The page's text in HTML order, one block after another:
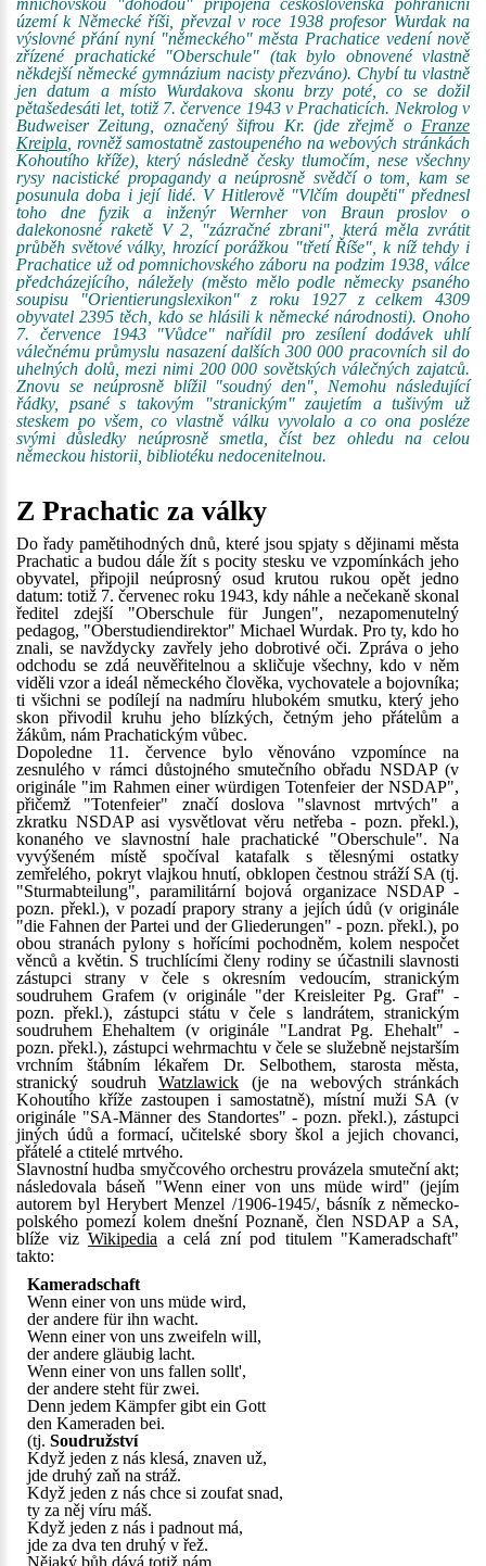
mnichovskou "dohodou" připojena československá pohraniční
území k Německé říši, převzal v roce 1938 profesor Wurdak na
výslovné přání nyní "německého" města Prachatice vedení nově
zřízené prachatické "Oberschule" (tak bylo obnovené vlastně
někdejší německé gymnázium nacisty přezváno). Chybí tu vlastně
jen datum a místo Wurdakova skonu brzy poté, co se dožil
pětašedesáti let, totiž 7. července 1943 v Prachaticích. Nekrolog v
Budweiser Zeitung, označený šifrou Kr. (jde zřejmě o Franze
Kreipla , rovněž samostatně zastoupeného na webových stránkách
Kohoutího kříže), který následně česky tlumočím, nese všechny
rysy nacistické propagandy a neúprosně svědčí o tom, kam se
posunula doba i její lidé. V Hitlerově "Vlčím doupěti" přednesl
toho dne fyzik a inženýr Wernher von Braun proslov o
dalekonosné raketě V 2, "zázračné zbrani", která měla zvrátit
průběh světové války, hrozící porážkou "třetí Říše", k níž tehdy i
Prachatice už od pomnichovského záboru na podzim 1938, válce
předcházejícího, náležely (město mělo podle německy psaného
soupisu "Orientierungslexikon" z roku 1927 z celkem 4309
obyvatel 2395 těch, kdo se hlásili k německé národnosti). Onoho
7. července 1943 "Vůdce" nařídil pro zesílení dodávek uhlí
válečnému průmyslu nasazení dalších 300 000 pracovních sil do
uhelných dolů, mezi nimi 200 000 sovětských válečných zajatců.
Znovu se neúprosně blížil "soudný den", Nemohu následující
řádky, psané s takovým "stranickým" zaujetím a tušivým už
steskem po všem, co vlastně válku vyvolalo a co ona posléze
svými důsledky neúprosně smetla, číst bez ohledu na celou
německou historii, bibliotéku nedocenitelnou.
Z Prachatic za války
Do řady pamětihodných dnů, které jsou spjaty s dějinami města
Prachatic a budou dále žít s pocity stesku ve vzpomínkách jeho
obyvatel, připojil neúprosný osud krutou rukou opět jedno
datum: totiž 7. červenec roku 1943, kdy náhle a nečekaně skonal
ředitel zdejší "Oberschule für Jungen", nezapomenutelný
pedagog, "Oberstudiendirektor" Michael Wurdak. Pro ty, kdo ho
znali, se navždycky zavřely jeho dobrotivé oči. Zpráva o jeho
odchodu se zdá neuvěřitelnou a skličuje všechny, kdo v něm
viděli vzor a ideál německého člověka, vychovatele a bojovníka;
ti všichni se podílejí na nadmíru hlubokém smutku, který jeho
skon přivodil kruhu jeho blízkých, četným jeho přátelům a
žákům, nám Prachatickým vůbec.
Dopoledne 11. července bylo věnováno vzpomínce na
zesnulého v rámci důstojného smutečního obřadu NSDAP (v
originále "im Rahmen einer würdigen Totenfeier der NSDAP",
přičemž "Totenfeier" značí doslova "slavnost mrtvých" a
zkratku NSDAP asi vysvětlovat věru netřeba - pozn. překl.),
konaného ve slavnostní hale prachatické "Oberschule". Na
vyvýšeném místě spočíval katafalk s tělesnými ostatky
zemřelého, pokryt vlajkou hnutí, obklopen čestnou stráží SA (tj.
"Sturmabteilung", paramilitární bojová organizace NSDAP -
pozn. překl.), v pozadí prapory strany a jejích údů (v originále
"die Fahnen der Partei und der Gliederungen" - pozn. překl.), po
obou stranách pylony s hořícími pochodněm, kolem nespočet
věnců a květin. S truchlícími členy rodiny se účastnili slavnosti
zástupci strany v čele s okresním vedoucím, stranickým
soudruhem Grafem (v originále "der Kreisleiter Pg. Graf" -
pozn. překl.), zástupci státu v čele s landrátem, stranickým
soudruhem Ehehaltem (v originále "Landrat Pg. Ehehalt" -
pozn. překl.), zástupci wehrmachtu v čele se služebně nejstarším
vrchním štábním lékařem Dr. Selbothem, starosta města,
stranický soudruh Watzlawick (je na webových stránkách
Kohoutího kříže zastoupen i samostatně), místní muži SA (v
originále "SA-Männer des Standortes" - pozn. překl.), zástupci
jiných údů a formací, učitelské sbory škol a jejich chovanci,
přátelé a ctitelé mrtvého.
Slavnostní hudba smyčcového orchestru provázela smuteční akt;
následovala báseň "Wenn einer von uns müde wird" (jejím
autorem byl Herybert Menzel /1906-1945/, básník z německo-
polského pomezí kolem dnešní Poznaně, člen NSDAP a SA,
blíže viz Wikipedia a celá zní pod titulem "Kameradschaft"
takto:
Kameradschaft
Wenn einer von uns müde wird,
der andere für ihn wacht.
Wenn einer von uns zweifeln will,
der andere gläubig lacht.
Wenn einer von uns fallen sollt',
der andere steht für zwei.
Denn jedem Kämpfer gibt ein Gott
den Kameraden bei.
(tj. Soudružství
Když jeden z nás klesá, znaven už,
jde druhý zaň na stráž.
Když jeden z nás chce si zoufat snad,
ty za něj víru máš.
Když jeden z nás i padnout má,
jde za dva ten druhý v řež.
Nějaký bůh dává totiž nám